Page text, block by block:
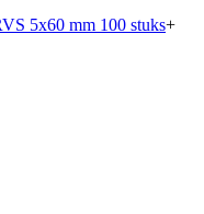
5x60 mm 100 stuks+